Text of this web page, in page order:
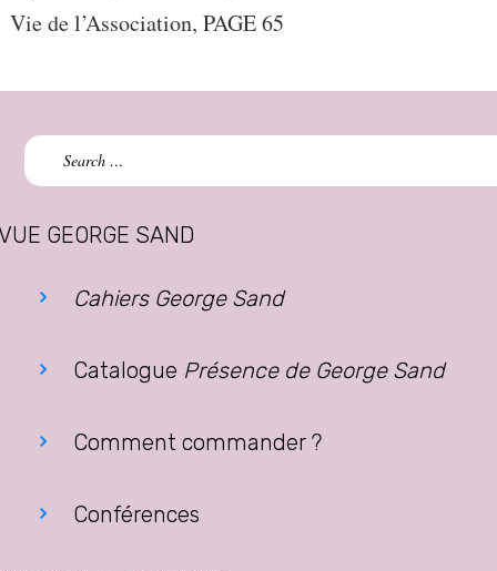
Vie de l’Association, PAGE 65
Search
for:
GEORGE SAND
Cahiers George Sand
Catalogue Présence de George Sand
Comment commander ?
Conférences